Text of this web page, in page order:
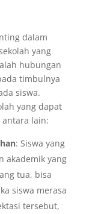
dalam
yang
hubungan
timbulnya
siswa.
yang dapat
antara lain:
: Siswa yang
akademik yang
tua, bisa
siswa merasa
tersebut,